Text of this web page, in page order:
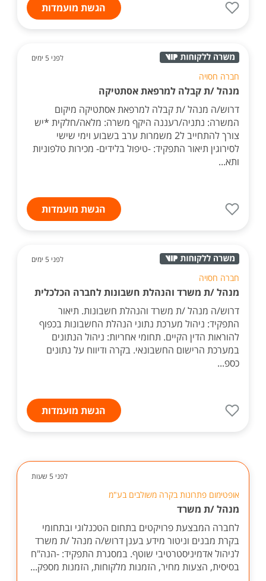
הגשת מועמדות
לפני 5 ימים
חברה חסויה
מנהל /ת קבלה למרפאת אסתטיקה
דרוש/ה מנהל /ת קבלה למרפאת אסתטיקה מיקום
המשרה: נתניה/רעננה היקף משרה: מלאה/חלקית *יש
צורך להתחייב ל2 משמרות ערב בשבוע וימי שישי
לסירוגין תיאור התפקיד: -טיפול בלידים- מכירות טלפוניות
ותא...
הגשת מועמדות
לפני 5 ימים
חברה חסויה
מנהל /ת משרד והנהלת חשבונות לחברה הכלכלית
דרוש/ה מנהל /ת משרד והנהלת חשבונות. תיאור
התפקיד: ניהול מערכת נתוני הנהלת החשבונות בכפוף
להוראות הדין הקיים. תחומי אחריות: ניהול הנתונים
במערכת הרישום החשבונאי. בקרה ודיווח על נתונים
כספ...
הגשת מועמדות
לפני 5 שעות
אופטימום פתרונות בקרה משולבים בע"מ
מנהל /ת משרד
לחברה המבצעת פרויקטים בתחום הטכנלוגי ובתחומי
בקרת מבנים וניטור מידע בענן דרוש/ה מנהל /ת משרד
לניהול אדמיניסטרטיבי שוטף. במסגרת התפקיד: -הנה"ח
בסיסית, הצעות מחיר, הזמנות מלקוחות, הזמנות מספק...